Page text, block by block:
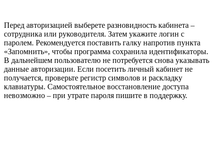
Перед авторизацией выберете разновидность кабинета –
сотрудника или руководителя. Затем укажите логин с
паролем. Рекомендуется поставить галку напротив пункта
«Запомнить», чтобы программа сохранила идентификаторы.
В дальнейшем пользователю не потребуется снова указывать
данные авторизации. Если посетить личный кабинет не
получается, проверьте регистр символов и раскладку
клавиатуры. Самостоятельное восстановление доступа
невозможно – при утрате пароля пишите в поддержку.